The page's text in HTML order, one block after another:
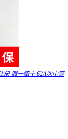
册 假一赔十 62A次中音